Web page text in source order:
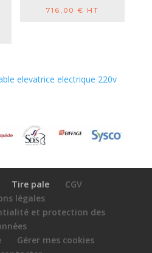
716,00€ HT
elevatrice electrique 220v
Tire pale
CGV
légales
et protection des
Gérer mes cookies